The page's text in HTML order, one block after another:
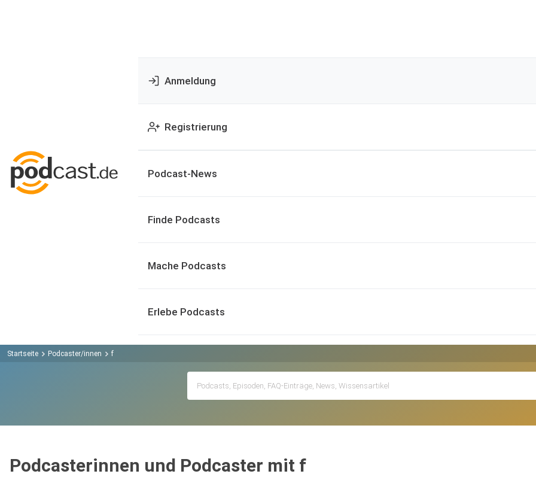
Anmeldung
Registrierung
Podcast-News
Finde Podcasts
Mache Podcasts
Erlebe Podcasts
Startseite Podcaster/innen f
Podcasterinnen und Podcaster mit f